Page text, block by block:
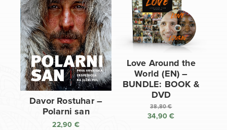
Davor Rostuhar –
Polarni san
22,90 €
Love Around the
World (EN) –
BUNDLE: BOOK &
DVD
38,80€
Izvorna
34,90€